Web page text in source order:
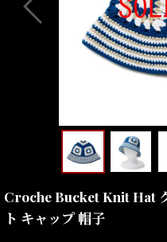
Croche Bucket Knit Hat
ト キャップ 帽子